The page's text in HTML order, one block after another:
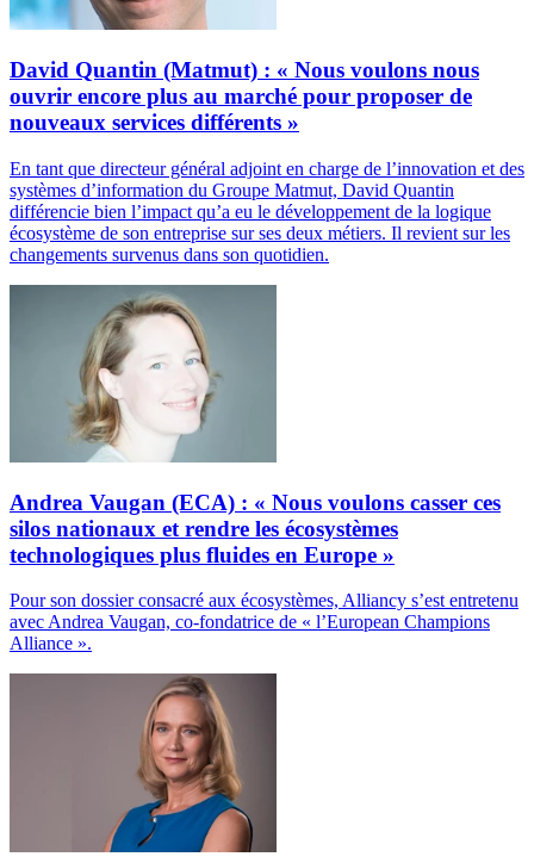
David Quantin (Matmut) : « Nous voulons nous
ouvrir encore plus au marché pour proposer de
nouveaux services différents »
En tant que directeur général adjoint en charge de l’innovation et des
systèmes d’information du Groupe Matmut, David Quantin
différencie bien l’impact qu’a eu le développement de la logique
écosystème de son entreprise sur ses deux métiers. Il revient sur les
changements survenus dans son quotidien.
Andrea Vaugan (ECA) : « Nous voulons casser ces
silos nationaux et rendre les écosystèmes
technologiques plus fluides en Europe »
Pour son dossier consacré aux écosystèmes, Alliancy s’est entretenu
avec Andrea Vaugan, co-fondatrice de « l’European Champions
Alliance ».